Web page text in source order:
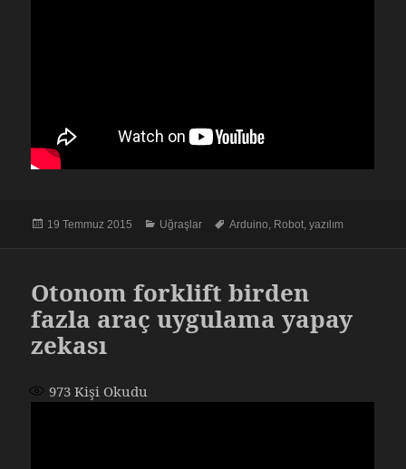
Yayın
19 Temmuz 2015 Kategoriler
Uğraşlar Etiketler
Arduino Robot ,yazılım
Otonom forklift birden
fazla araç uygulama yapay
zekası
973 Kişi Okudu